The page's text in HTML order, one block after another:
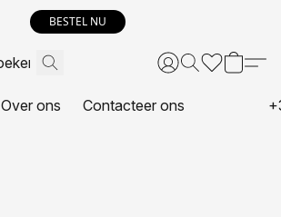
BESTEL NU
Over ons Contacteer ons